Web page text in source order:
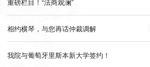
重磅栏目！“法商观澜”
相约横琴，与您再话仲裁调解
我院与葡萄牙里斯本新大学签约！